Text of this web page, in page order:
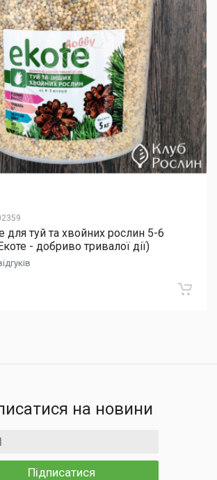
туй та хвойних рослин 5-6
- добриво тривалої дії)
на новини
Підписатися